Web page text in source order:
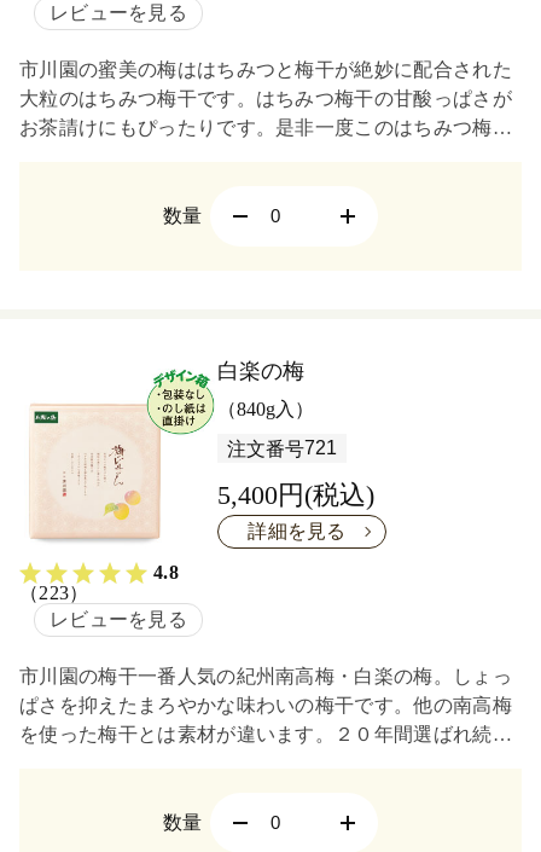
レビューを見る
市川園の蜜美の梅ははちみつと梅干が絶妙に配合された
大粒のはちみつ梅干です。はちみつ梅干の甘酸っぱさが
お茶請けにもぴったりです。是非一度このはちみつ梅干
数量
4.8
（223）
レビューを見る
白楽の梅
（840g入）
注文番号721
5,400円(税込)
詳細を見る
市川園の梅干一番人気の紀州南高梅・白楽の梅。しょっ
ぱさを抑えたまろやかな味わいの梅干です。他の南高梅
を使った梅干とは素材が違います。２０年間選ばれ続け
数量